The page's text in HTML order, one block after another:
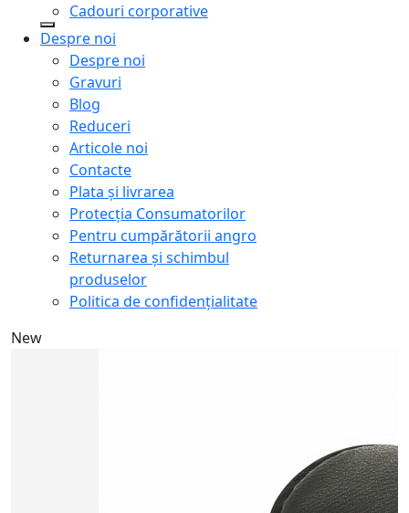
Cadouri corporative
Despre noi
Despre noi
Gravuri
Blog
Reduceri
Articole noi
Contacte
Plata și livrarea
Protecţia Consumatorilor
Pentru cumpărătorii angro
Returnarea și schimbul
produselor
Politica de confidențialitate
New